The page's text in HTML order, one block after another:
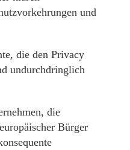
und
die den Privacy
undurchdringlich
die
Bürger